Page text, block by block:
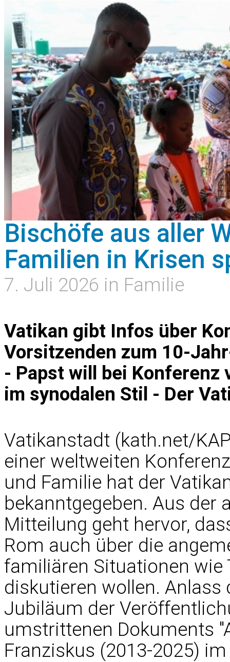
Bischöfe aus aller
Familien in Krisen
7. Juli 2026 in Familie
Vatikan gibt Infos über
Vorsitzenden zum 10-
- Papst will bei Konferenz
im synodalen Stil - Der
Vatikanstadt (kath.net/
einer weltweiten
und Familie hat der
bekanntgegeben. Aus der
Mitteilung geht hervor,
Rom auch über die
familiären Situationen wie
diskutieren wollen.
Jubiläum der
umstrittenen Dokuments
Franziskus (2013-2025)